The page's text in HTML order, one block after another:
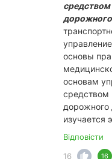
средством
основы
основам
средством
изучается
Відповісти
16
16